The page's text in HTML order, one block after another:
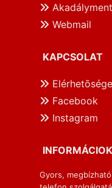
Webmail
KAPCSOLAT
Facebook
Instagram
INFORMÁCIOK
Gyors,